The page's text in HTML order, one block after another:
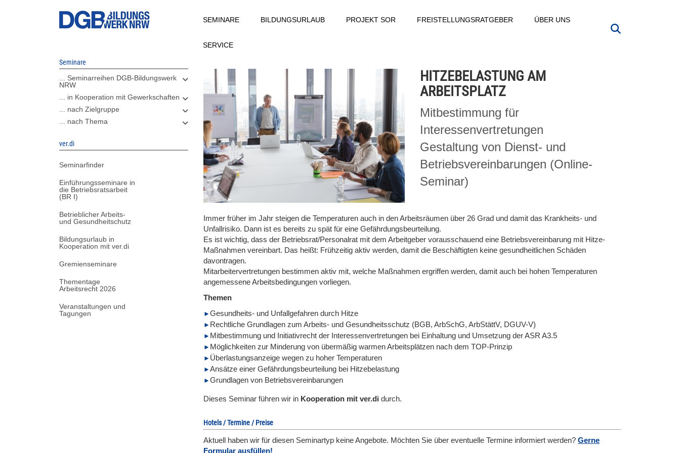
SEMINARE BILDUNGSURLAUB PROJEKT SOR FREISTELLUNGSRATGEBER ÜBER UNS
SERVICE
Seminare
... Seminarreihen DGB-Bildungswerk
NRW
... in Kooperation mit Gewerkschaften
... nach Zielgruppe
... nach Thema
ver.di
Seminarfinder
Einführungsseminare in
die Betriebsratsarbeit
(BR I)
Betrieblicher Arbeits-
und Gesundheitschutz
Bildungsurlaub in
Kooperation mit ver.di
Gremienseminare
Thementage
Arbeitsrecht 2026
Veranstaltungen und
Tagungen
HITZEBELASTUNG AM
ARBEITSPLATZ
Mitbestimmung für
Interessenvertretungen
Gestaltung von Dienst- und
Betriebsvereinbarungen (Online-
Seminar)
Immer früher im Jahr steigen die Temperaturen auch in den Arbeitsräumen über 26 Grad und damit das Krankheits- und
Unfallrisiko. Dann ist es bereits zu spät für eine Gefährdungsbeurteilung.
Es ist wichtig, dass der Betriebsrat/Personalrat mit dem Arbeitgeber vorausschauend eine Betriebsvereinbarung mit Hitze-
Maßnahmen vereinbart. Das heißt: Frühzeitig aktiv werden, damit die Beschäftigten keine gesundheitlichen Schäden
davontragen.
Mitarbeitervertretungen bestimmen aktiv mit, welche Maßnahmen ergriffen werden, damit auch bei hohen Temperaturen
angemessene Arbeitsbedingungen vorliegen.
Themen
Gesundheits- und Unfallgefahren durch Hitze
Rechtliche Grundlagen zum Arbeits- und Gesundheitsschutz (BGB, ArbSchG, ArbStättV, DGUV-V)
Mitbestimmung und Initiativrecht der Interessenvertretungen bei Einhaltung und Umsetzung der ASR A3.5
Möglichkeiten zur Minderung von übermäßig warmen Arbeitsplätzen nach dem TOP-Prinzip
Überlastungsanzeige wegen zu hoher Temperaturen
Ansätze einer Gefährdungsbeurteilung bei Hitzebelastung
Grundlagen von Betriebsvereinbarungen
Dieses Seminar führen wir in Kooperation mit ver.di durch.
Hotels / Termine / Preise
Aktuell haben wir für diesen Seminartyp keine Angebote. Möchten Sie über eventuelle Termine informiert werden? Gerne
Formular ausfüllen!